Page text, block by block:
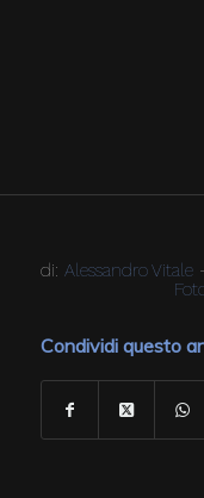
di: Alessandro Vitale -
Condividi questo